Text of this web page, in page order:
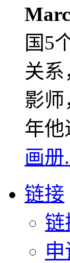
国5
关
影师
年他
画册
链接
链